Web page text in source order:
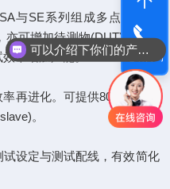
与SE系列组成多点测试功
亦可增加待测物(DUT)数量，
率增加产能。
再进化。可提供80个输出通
。
设定与测试配线，有效简化
电话咨询
可以介绍下你们的产品么